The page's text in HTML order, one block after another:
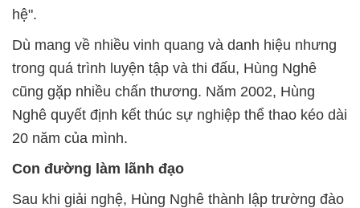
hệ".
Dù mang về nhiều vinh quang và danh hiệu nhưng
trong quá trình luyện tập và thi đấu, Hùng Nghê
cũng gặp nhiều chấn thương. Năm 2002, Hùng
Nghê quyết định kết thúc sự nghiệp thể thao kéo dài
20 năm của mình.
Con đường làm lãnh đạo
Sau khi giải nghệ, Hùng Nghê thành lập trường đào